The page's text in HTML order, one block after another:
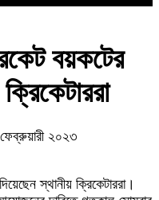
বয়কটের
২০২৩
স্থানীয় ক্রিকেটাররা।